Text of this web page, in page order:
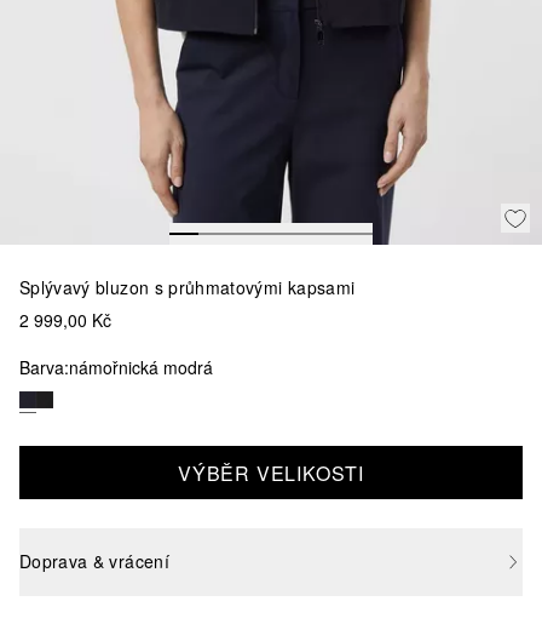
Splývavý bluzon s průhmatovými kapsami
2 999,00 Kč
Barva:námořnická modrá
VÝBĚR VELIKOSTI
Doprava & vrácení